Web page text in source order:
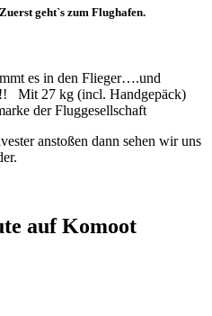
geht`s zum Flughafen.
es in den Flieger….und
Mit 27 kg (incl. Handgepäck)
der Fluggesellschaft
anstoßen dann sehen wir uns
auf Komoot